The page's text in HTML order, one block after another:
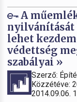
A
nyilvánítását
lehet
védettség
szabályai »
Szerző:
Közzétéve:
2014.09.06.